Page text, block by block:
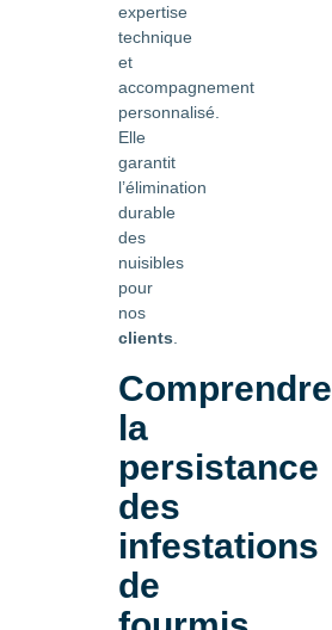
expertise
technique
et
accompagnement
personnalisé.
Elle
garantit
l’élimination
durable
des
nuisibles
pour
nos
clients.
Comprendre
la
persistance
des
infestations
de